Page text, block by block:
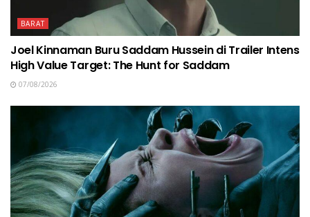
BARAT
Joel Kinnaman Buru Saddam Hussein di Trailer Intens
High Value Target: The Hunt for Saddam
07/08/2026